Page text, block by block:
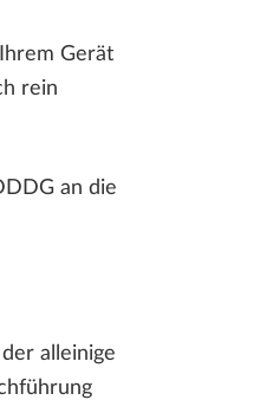
Gerät
rein
an die
alleinige